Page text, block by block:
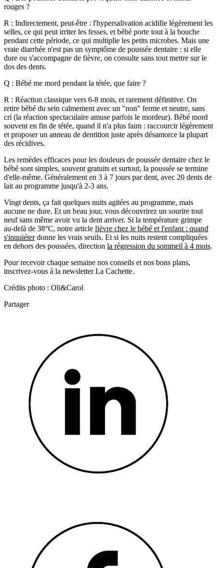
rouges ?
R : Indirectement, peut-être : l'hypersalivation acidifie légèrement les
selles, ce qui peut irriter les fesses, et bébé porte tout à la bouche
pendant cette période, ce qui multiplie les petits microbes. Mais une
vraie diarrhée n'est pas un symptôme de poussée dentaire : si elle
dure ou s'accompagne de fièvre, on consulte sans tout mettre sur le
dos des dents.
Q : Bébé me mord pendant la tétée, que faire ?
R : Réaction classique vers 6-8 mois, et rarement définitive. On
retire bébé du sein calmement avec un "non" ferme et neutre, sans
cri (la réaction spectaculaire amuse parfois le mordeur). Bébé mord
souvent en fin de tétée, quand il n'a plus faim : raccourcir légèrement
et proposer un anneau de dentition juste après désamorce la plupart
des récidives.
Les remèdes efficaces pour les douleurs de poussée dentaire chez le
bébé sont simples, souvent gratuits et surtout, la poussée se termine
d'elle-même. Généralement en 3 à 7 jours par dent, avec 20 dents de
lait au programme jusqu'à 2-3 ans.
Vingt dents, ça fait quelques nuits agitées au programme, mais
aucune ne dure. Et un beau jour, vous découvrirez un sourire tout
neuf sans même avoir vu la dent arriver. Si la température grimpe
au-delà de 38°C, notre article fièvre chez le bébé et l'enfant : quand
s'inquiéterdonne les vrais seuils. Et si les nuits restent compliquées
en dehors des poussées, direction la régression du sommeil à 4 mois.
Pour recevoir chaque semaine nos conseils et nos bons plans,
inscrivez-vous à la newsletter La Cachette.
Crédits photo : Oli&Carol
Partager